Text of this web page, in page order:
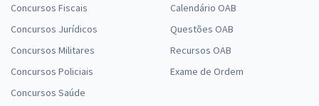
Concursos Fiscais
Concursos Jurídicos
Concursos Militares
Concursos Policiais
Concursos Saúde
Calendário OAB
Questões OAB
Recursos OAB
Exame de Ordem